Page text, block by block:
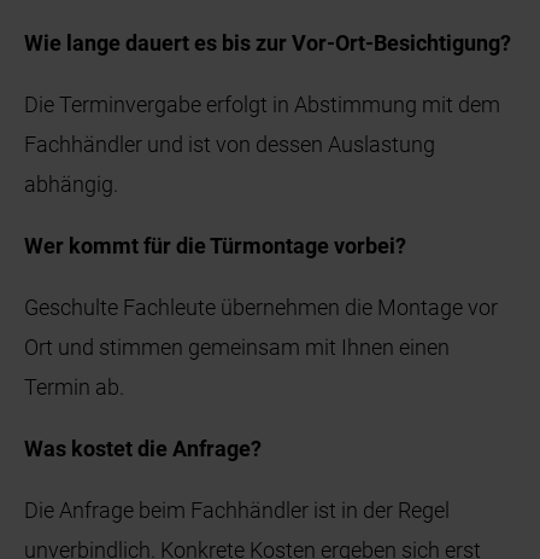
Wie lange dauert es bis zur Vor-Ort-Besichtigung?
Die Terminvergabe erfolgt in Abstimmung mit dem
Fachhändler und ist von dessen Auslastung
abhängig.
Wer kommt für die Türmontage vorbei?
Geschulte Fachleute übernehmen die Montage vor
Ort und stimmen gemeinsam mit Ihnen einen
Termin ab.
Was kostet die Anfrage?
Die Anfrage beim Fachhändler ist in der Regel
unverbindlich. Konkrete Kosten ergeben sich erst